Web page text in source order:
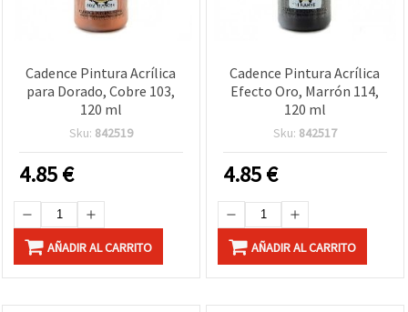
Cadence Pintura Acrílica
para Dorado, Cobre 103,
120 ml
Sku: 842519
4.85€
AÑADIR AL CARRITO
Cadence Pintura Acrílica
Efecto Oro, Marrón 114,
120 ml
Sku: 842517
4.85€
AÑADIR AL CARRITO